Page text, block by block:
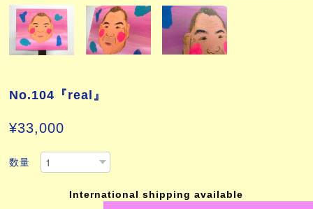
No.104『real』
¥33,000
数量
International shipping available